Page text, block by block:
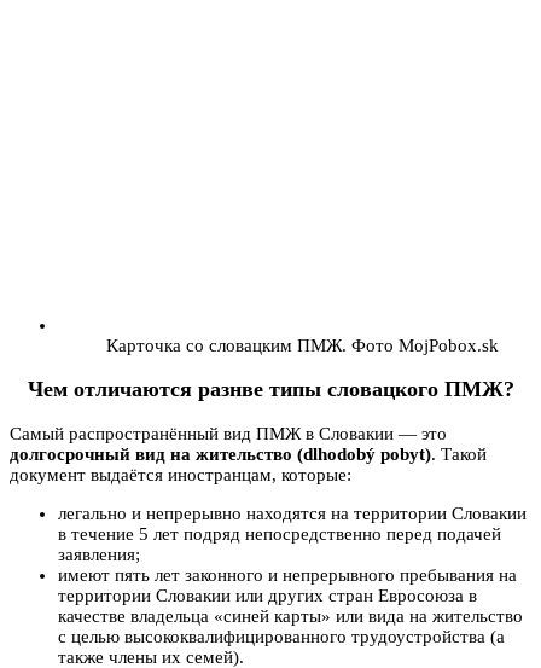
Карточка со словацким ПМЖ. Фото MojPobox.sk
Чем отличаются разнве типы словацкого ПМЖ?
Самый распространённый вид ПМЖ в Словакии — это
долгосрочный вид на жительство (dlhodobý pobyt). Такой
документ выдаётся иностранцам, которые:
легально и непрерывно находятся на территории Словакии
в течение 5 лет подряд непосредственно перед подачей
заявления;
имеют пять лет законного и непрерывного пребывания на
территории Словакии или других стран Евросоюза в
качестве владельца «синей карты» или вида на жительство
с целью высококвалифицированного трудоустройства (а
также члены их семей).